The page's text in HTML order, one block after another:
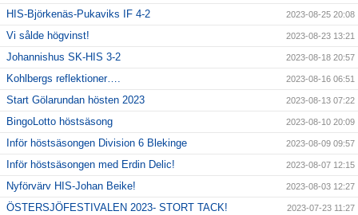
HIS-Björkenäs-Pukaviks IF 4-2 2023-08-25 20:08
Vi sålde högvinst! 2023-08-23 13:21
Johannishus SK-HIS 3-2 2023-08-18 20:57
Kohlbergs reflektioner…. 2023-08-16 06:51
Start Gölarundan hösten 2023 2023-08-13 07:22
BingoLotto höstsäsong 2023-08-10 20:09
Inför höstsäsongen Division 6 Blekinge 2023-08-09 09:57
Inför höstsäsongen med Erdin Delic! 2023-08-07 12:15
Nyförvärv HIS-Johan Beike! 2023-08-03 12:27
ÖSTERSJÖFESTIVALEN 2023- STORT TACK! 2023-07-23 11:27